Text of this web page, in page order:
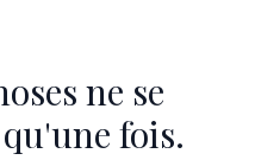
ne se
fois.